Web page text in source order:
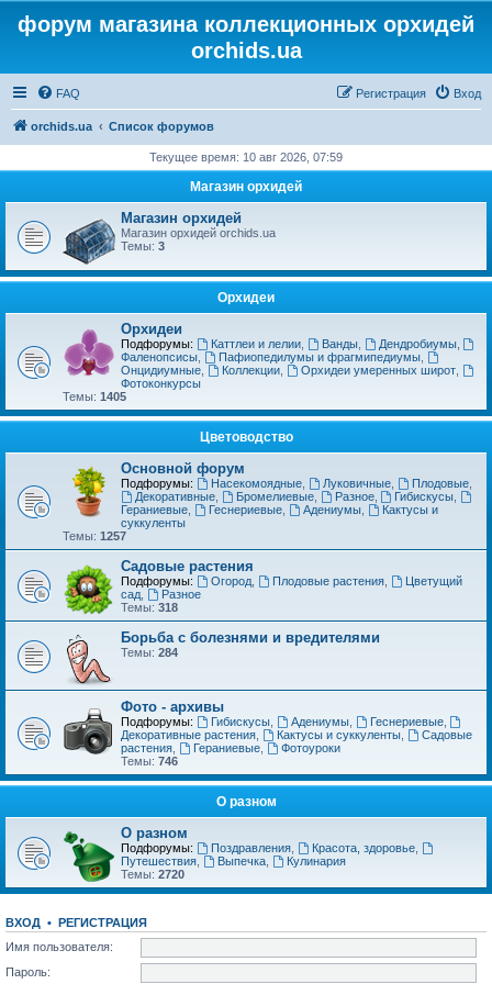
форум магазина коллекционных орхидей
orchids.ua
FAQ Вход
Регистрация
orchids.ua Список форумов
Текущее время: 10 авг 2026, 07:59
Магазин орхидей
Магазин орхидей
Магазин орхидей orchids.ua
Темы: 3
Орхидеи
Орхидеи
Подфорумы: Каттлеи и лелии, Ванды, Дендробиумы,
Фаленопсисы
Пафиопедилумы и фрагмипедиумы,
Онцидиумные
Коллекции, Орхидеи умеренных широт,
Фотоконкурсы
Темы: 1405
Цветоводство
Основной форум
Подфорумы: Насекомоядные, Луковичные, Плодовые,
Декоративные, Бромелиевые, Разное, Гибискусы
Гераниевые
Геснериевые, Адениумы,
Кактусы и
суккуленты
Темы: 1257
Садовые растения
Подфорумы: Огород, Плодовые растения,
Цветущий
сад
Разное
Темы: 318
Борьба с болезнями и вредителями
Темы: 284
Фото - архивы
Подфорумы: Гибискусы, Адениумы, Геснериевые,
Декоративные растения
Кактусы и суккуленты,
Садовые
растения
Гераниевые,
Фотоуроки
Темы: 746
О разном
О разном
Подфорумы: Поздравления, Красота, здоровье,
Путешествия
Выпечка,
Кулинария
Темы: 2720
ВХОД • РЕГИСТРАЦИЯ
Имя пользователя:
Пароль: